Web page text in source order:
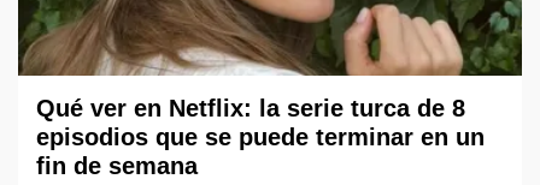
Qué ver en Netflix: la serie turca de 8
episodios que se puede terminar en un
fin de semana